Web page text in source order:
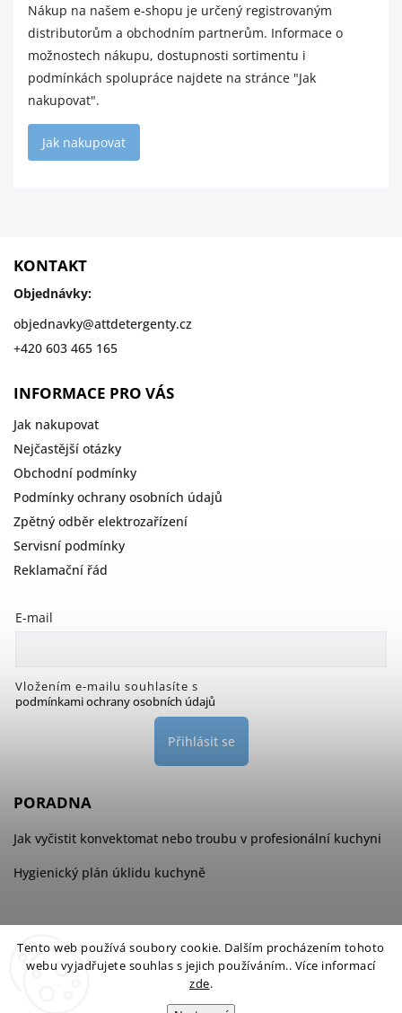
Tento web používá soubory cookie. Dalším procházením tohoto
webu vyjadřujete souhlas s jejich používáním.. Více informací
zde.
Nákup na našem e-shopu je určený registrovaným
distributorům a obchodním partnerům. Informace o
možnostech nákupu, dostupnosti sortimentu i
podmínkách spolupráce najdete na stránce "Jak
nakupovat".
Jak nakupovat
KONTAKT
Objednávky:
objednavky@attdetergenty.cz
+420 603 465 165
INFORMACE PRO VÁS
Jak nakupovat
Nejčastější otázky
Obchodní podmínky
Podmínky ochrany osobních údajů
Zpětný odběr elektrozařízení
Servisní podmínky
Reklamační řád
E-mail
Vložením e-mailu souhlasíte s
podmínkami ochrany osobních údajů
Přihlásit se
PORADNA
Jak vyčistit konvektomat nebo troubu v profesionální kuchyni
Hygienický plán úklidu kuchyně